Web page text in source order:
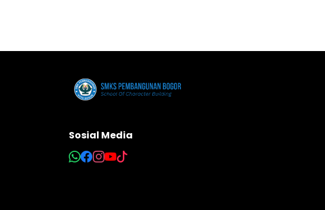
Sosial Media